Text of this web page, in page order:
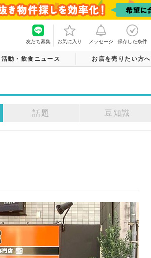
友だち募集 お気に入り メッセージ 保存した条件
活動・飲食ニュース お店を売りたい方へ
話題 豆知識